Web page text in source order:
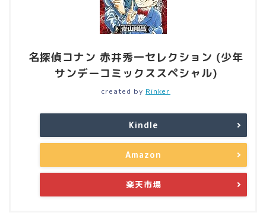
名探偵コナン 赤井秀一セレクション (少年
サンデーコミックススペシャル)
created by Rinker
Kindle
Amazon
楽天市場